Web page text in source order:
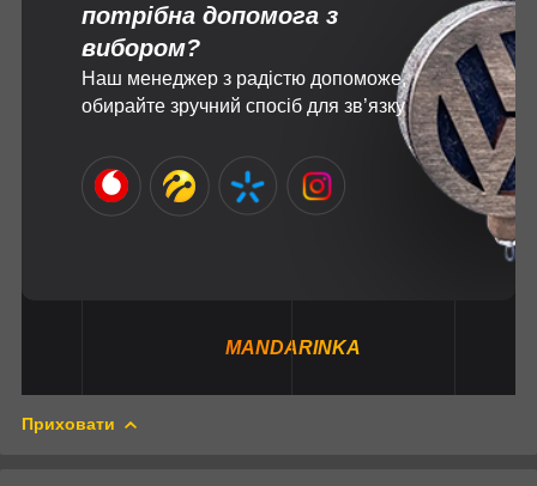
потрібна допомога з
вибором?
Наш менеджер з радістю допоможе,
обирайте зручний спосіб для зв’язку
MANDARINKA
Приховати